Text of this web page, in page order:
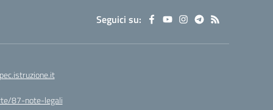
Seguici su:
87-note-legali